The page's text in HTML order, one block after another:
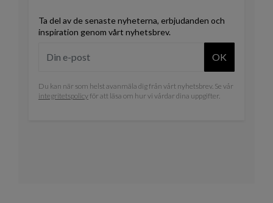
Ta del av de senaste nyheterna, erbjudanden och
inspiration genom vårt nyhetsbrev.
OK
Du kan när som helst avanmäla dig från vårt nyhetsbrev. Se vår
integritetspolicyför att läsa om hur vi vårdar dina uppgifter.